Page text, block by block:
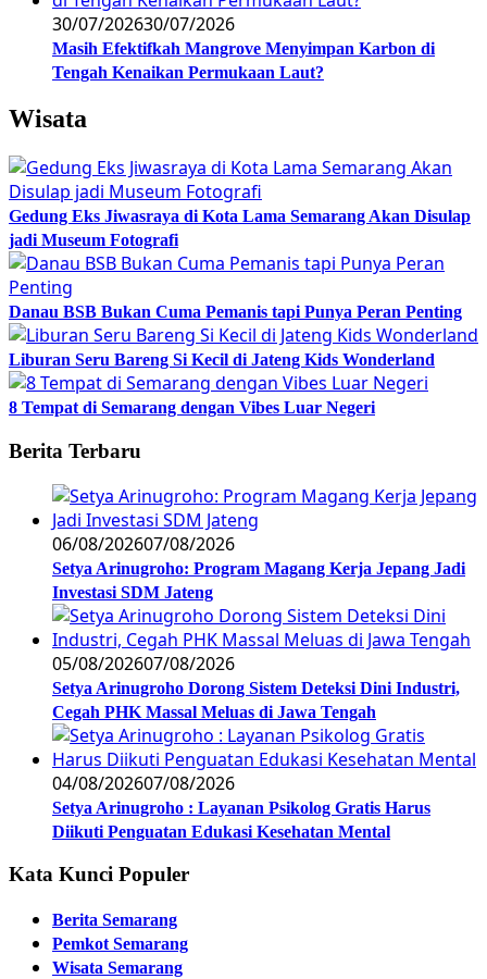
30/07/202630/07/2026
Masih Efektifkah Mangrove Menyimpan Karbon di
Tengah Kenaikan Permukaan Laut?
Wisata
Gedung Eks Jiwasraya di Kota Lama Semarang Akan Disulap
jadi Museum Fotografi
Danau BSB Bukan Cuma Pemanis tapi Punya Peran Penting
Liburan Seru Bareng Si Kecil di Jateng Kids Wonderland
8 Tempat di Semarang dengan Vibes Luar Negeri
Berita Terbaru
06/08/202607/08/2026
Setya Arinugroho: Program Magang Kerja Jepang Jadi
Investasi SDM Jateng
05/08/202607/08/2026
Setya Arinugroho Dorong Sistem Deteksi Dini Industri,
Cegah PHK Massal Meluas di Jawa Tengah
04/08/202607/08/2026
Setya Arinugroho : Layanan Psikolog Gratis Harus
Diikuti Penguatan Edukasi Kesehatan Mental
Kata Kunci Populer
Berita Semarang
Pemkot Semarang
Wisata Semarang